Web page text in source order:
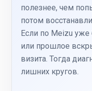
полезнее, чем
потом
Если по Meizu
или прошлое
визита. Тогда
лишних кругов.